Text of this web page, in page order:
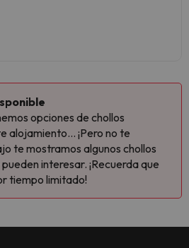
opciones de chollos
alojamiento... ¡Pero no te
te mostramos algunos chollos
interesar. ¡Recuerda que
tiempo limitado!